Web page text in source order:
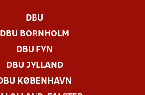
DBU
DBU BORNHOLM
DBU FYN
DBU JYLLAND
DBU KØBENHAVN